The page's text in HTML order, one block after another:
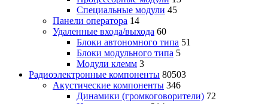
Специальные модули 45
Панели оператора 14
Удаленные входа/выхода 60
Блоки автономного типа 51
Блоки модульного типа 5
Модули клемм 3
Радиоэлектронные компоненты 80503
Акустические компоненты 346
Динамики (громкоговорители) 72